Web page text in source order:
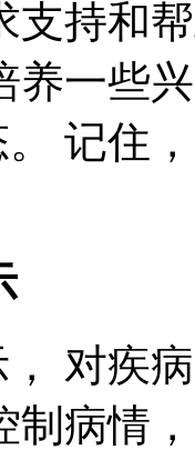
支持和
养一些
记住
对疾
制病情